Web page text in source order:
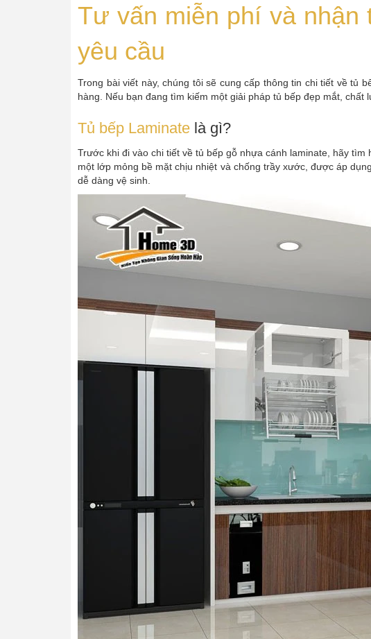
Tư vấn miễn phí và nhận
yêu cầu
Trong bài viết này, chúng tôi sẽ cung cấp thông tin chi tiết về tủ
hàng. Nếu bạn đang tìm kiếm một giải pháp tủ bếp đẹp mắt,
Tủ bếp Laminate là gì?
Trước khi đi vào chi tiết về tủ bếp gỗ nhựa cánh laminate, hãy
một lớp mỏng bề mặt chịu nhiệt và chống trầy xước, được áp
dễ dàng vệ sinh.